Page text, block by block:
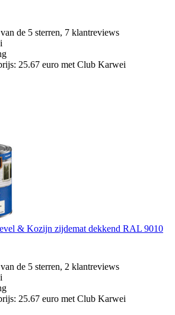
de 5 sterren, 7 klantreviews
25.67 euro met Club Karwei
& Kozijn zijdemat dekkend RAL 9010
de 5 sterren, 2 klantreviews
25.67 euro met Club Karwei